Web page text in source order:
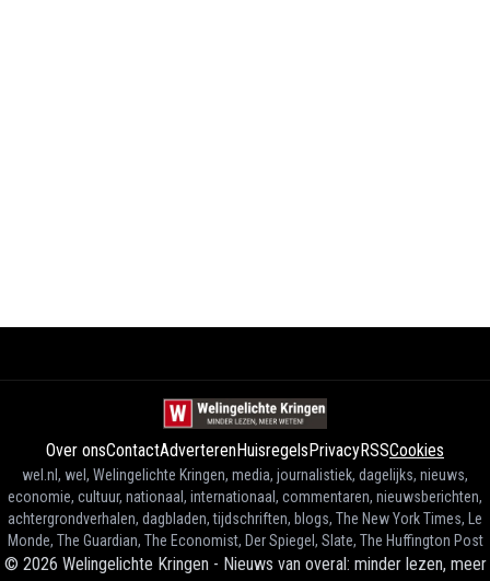
Over onsContactAdverterenHuisregelsPrivacyRSSCookies
wel.nl, wel, Welingelichte Kringen, media, journalistiek, dagelijks, nieuws,
economie, cultuur, nationaal, internationaal, commentaren, nieuwsberichten,
achtergrondverhalen, dagbladen, tijdschriften, blogs, The New York Times, Le
Monde, The Guardian, The Economist, Der Spiegel, Slate, The Huffington Post
© 2026 Welingelichte Kringen - Nieuws van overal: minder lezen, meer